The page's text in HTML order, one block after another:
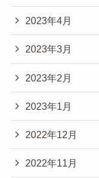
2023年4月
2023年3月
2023年2月
2023年1月
2022年12月
2022年11月